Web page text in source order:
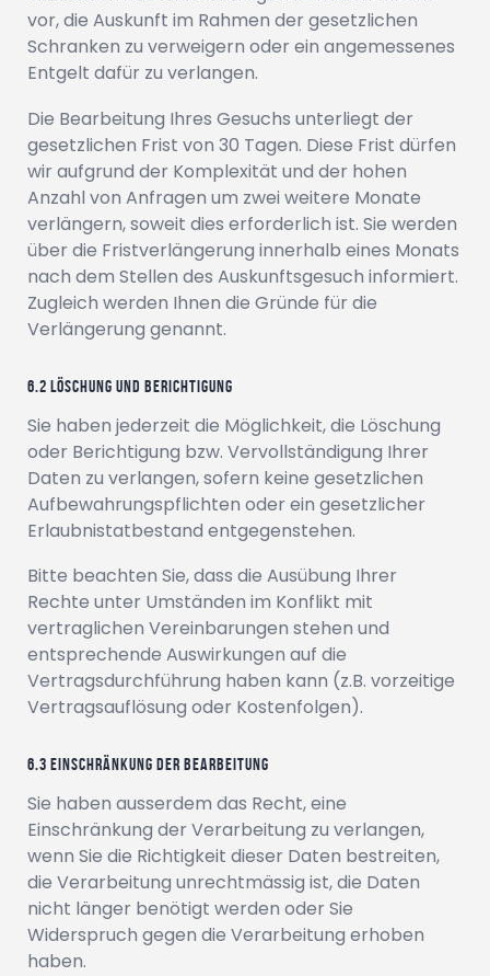
vor, die Auskunft im Rahmen der gesetzlichen
Schranken zu verweigern oder ein angemessenes
Entgelt dafür zu verlangen.
Die Bearbeitung Ihres Gesuchs unterliegt der
gesetzlichen Frist von 30 Tagen. Diese Frist dürfen
wir aufgrund der Komplexität und der hohen
Anzahl von Anfragen um zwei weitere Monate
verlängern, soweit dies erforderlich ist. Sie werden
über die Fristverlängerung innerhalb eines Monats
nach dem Stellen des Auskunftsgesuch informiert.
Zugleich werden Ihnen die Gründe für die
Verlängerung genannt.
Löschung und Berichtigung
Sie haben jederzeit die Möglichkeit, die Löschung
oder Berichtigung bzw. Vervollständigung Ihrer
Daten zu verlangen, sofern keine gesetzlichen
Aufbewahrungspflichten oder ein gesetzlicher
Erlaubnistatbestand entgegenstehen.
Bitte beachten Sie, dass die Ausübung Ihrer
Rechte unter Umständen im Konflikt mit
vertraglichen Vereinbarungen stehen und
entsprechende Auswirkungen auf die
Vertragsdurchführung haben kann (z.B. vorzeitige
Vertragsauflösung oder Kostenfolgen).
Einschränkung der Bearbeitung
Sie haben ausserdem das Recht, eine
Einschränkung der Verarbeitung zu verlangen,
wenn Sie die Richtigkeit dieser Daten bestreiten,
die Verarbeitung unrechtmässig ist, die Daten
nicht länger benötigt werden oder Sie
Widerspruch gegen die Verarbeitung erhoben
haben.